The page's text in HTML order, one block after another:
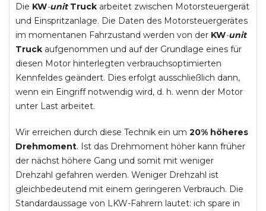
Die KW-unit Truck arbeitet zwischen Motorsteuergerät
und Einspritzanlage. Die Daten des Motorsteuergerätes
im momentanen Fahrzustand werden von der KW-unit
Truck aufgenommen und auf der Grundlage eines für
diesen Motor hinterlegten verbrauchsoptimierten
Kennfeldes geändert. Dies erfolgt ausschließlich dann,
wenn ein Eingriff notwendig wird, d. h. wenn der Motor
unter Last arbeitet.
Wir erreichen durch diese Technik ein um 20% höheres
Drehmoment. Ist das Drehmoment höher kann früher
der nächst höhere Gang und somit mit weniger
Drehzahl gefahren werden. Weniger Drehzahl ist
gleichbedeutend mit einem geringeren Verbrauch. Die
Standardaussage von LKW-Fahrern lautet: ich spare in